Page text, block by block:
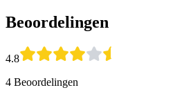
Beoordelingen
4.8
4 Beoordelingen